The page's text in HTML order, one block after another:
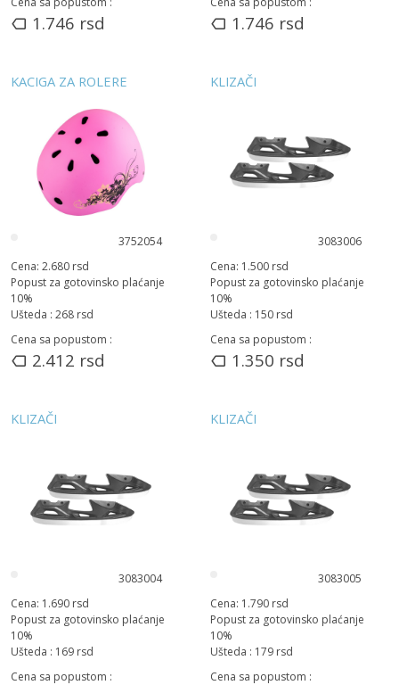
1.746 rsd 1.746 rsd
KACIGA ZA ROLERE
3752054
Cena: 2.680 rsd
Popust za gotovinsko plaćanje
10%
Ušteda : 268 rsd
Cena sa popustom :
2.412 rsd
KLIZAČI
3083006
Cena: 1.500 rsd
Popust za gotovinsko plaćanje
10%
Ušteda : 150 rsd
Cena sa popustom :
1.350 rsd
KLIZAČI
3083004
Cena: 1.690 rsd
Popust za gotovinsko plaćanje
10%
Ušteda : 169 rsd
Cena sa popustom :
KLIZAČI
3083005
Cena: 1.790 rsd
Popust za gotovinsko plaćanje
10%
Ušteda : 179 rsd
Cena sa popustom :